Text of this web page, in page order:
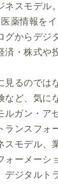
スモデル。
薬情報を
グからデジ
済・株式や
見るのでは
など、気に
ルガン・ア
ンスフォ
スモデル、
ォーメーシ
デジタルト